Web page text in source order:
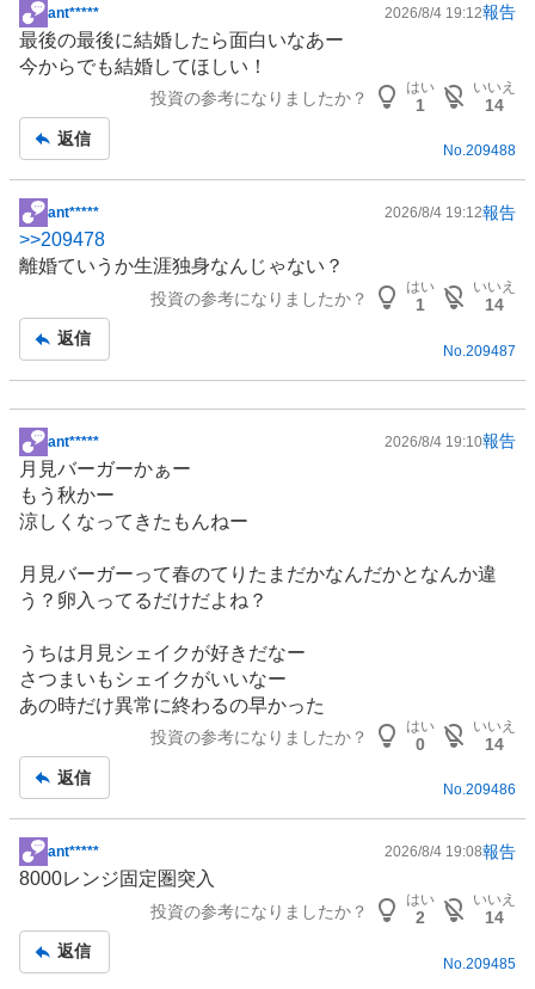
掲
示
板
ant***** 2026/8/4 19:12報告
最後の最後に結婚したら面白いなあー
今からでも結婚してほしい！
投資の参考になりましたか？
はい
1
いいえ
14
返信
No.209488
掲
示
板
ant***** 2026/8/4 19:12報告
>>209478
離婚ていうか生涯独身なんじゃない？
投資の参考になりましたか？
はい
1
いいえ
14
返信
No. 209487
掲
示
板
記
ant***** 2026/8/4 19:10報告
月見バーガーかぁー
もう秋かー
涼しくなってきたもんねー
月見バーガーって春のてりたまだかなんだかとなんか違
う？卵入ってるだけだよね？
うちは月見シェイクが好きだなー
さつまいもシェイクがいいなー
あの時だけ異常に終わるの早かった
投資の参考になりましたか？
はい
0
いいえ
14
返信
No.209486
掲
示
事
ant***** 2026/8/4 19:08報告
8000レンジ固定圏突入
投資の参考になりましたか？
はい
2
いいえ
14
返信
No. 209485